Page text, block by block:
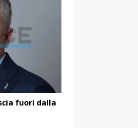
fuori dalla